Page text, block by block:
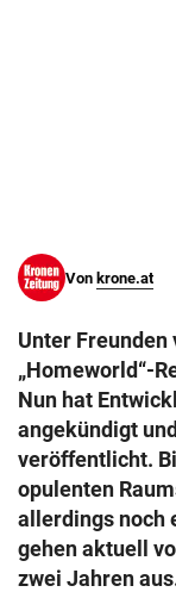
Von krone.at
Unter
„Homeworld“-
Nun hat
angekündigt
veröffentlicht.
opulenten
allerdings noch
gehen aktuell
zwei Jahren